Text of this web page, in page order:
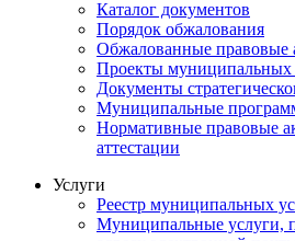
Каталог документов
Порядок обжалования
Обжалованные правовые
Проекты муниципальных
Документы
Муниципальные
Нормативные правовые
аттестации
Услуги
Реестр муниципальных
Муниципальные услуги,